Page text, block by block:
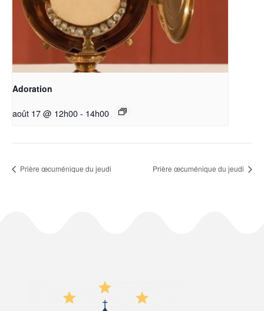
Adoration
août 17 @ 12h00- 14h00
Prière œcuménique du jeudi Prière œcuménique du jeudi